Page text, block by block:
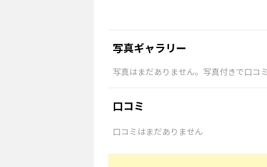
写真ギャラリー
写真はまだありません。写真付きで口コ
口コミ
口コミはまだありません